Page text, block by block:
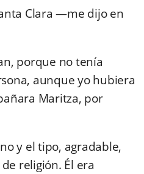
Clara —me dijo en
porque no tenía
aunque yo hubiera
Maritza, por
y el tipo, agradable,
religión. Él era